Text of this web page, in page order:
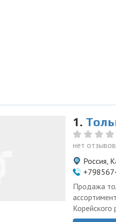
1.
нет отзывов
Россия,
Продажа
Корейского